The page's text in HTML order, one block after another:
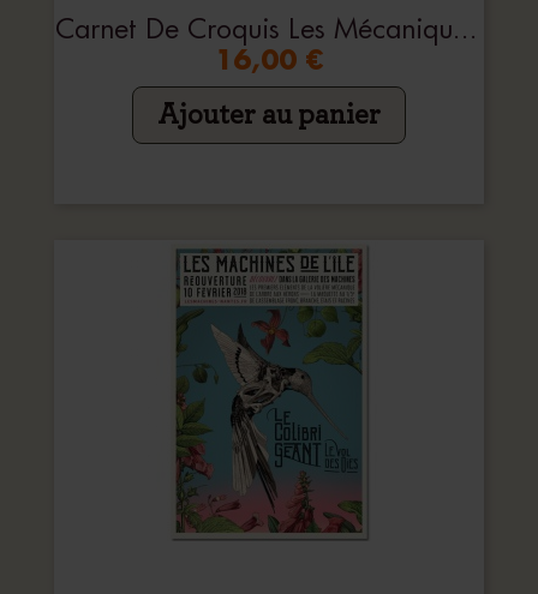
Carnet De Croquis Les Mécaniques Savantes
16,00 €
Ajouter au panier